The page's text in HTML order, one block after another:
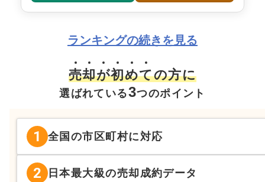
ランキングの続きを見る
売却が初めての方に
選ばれている3つのポイント
1 全国の市区町村に対応
2 日本最大級の売却成約データ